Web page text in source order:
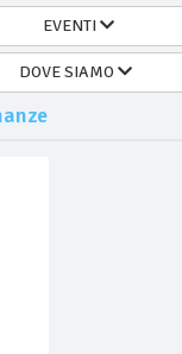
EVENTI
DOVE SIAMO